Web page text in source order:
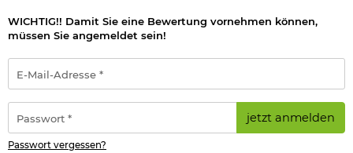
WICHTIG!! Damit Sie eine Bewertung vornehmen können,
müssen Sie angemeldet sein!
Mail-
Adresse
*
jetzt anmelden
Passwort vergessen?